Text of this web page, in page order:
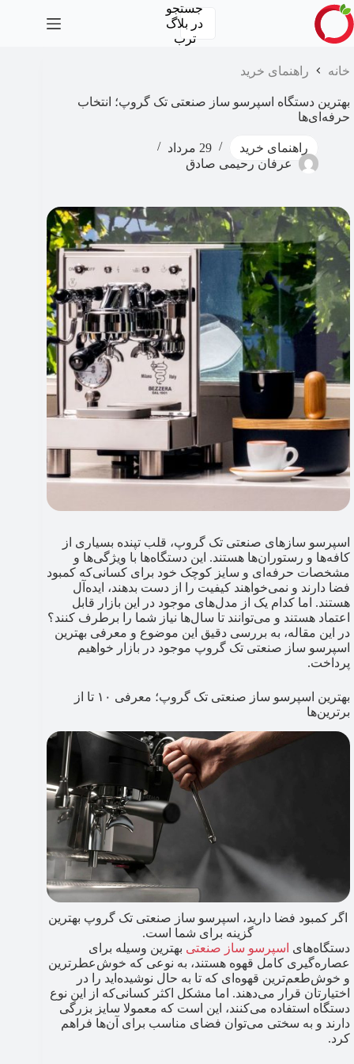
پرش
به
محتوا
جستجو
در بلاگ
ترب
خانه راهنمای خرید
بهترین دستگاه اسپرسو ساز صنعتی تک گروپ؛ انتخاب
حرفه‌ای‌ها
راهنمای خرید
29 مرداد
عرفان رحیمی صادق
اسپرسو سازهای صنعتی تک گروپ، قلب تپنده بسیاری از
کافه‌ها و رستوران‌ها هستند. این دستگاه‌ها با ویژگی‌ها و
مشخصات حرفه‌ای و سایز کوچک خود برای کسانی‌که کمبود
فضا دارند و نمی‌خواهند کیفیت را از دست بدهند، ایده‌آل
هستند. اما کدام یک از مدل‌های موجود در این بازار قابل
اعتماد هستند و می‌توانند تا سال‌ها نیاز شما را برطرف کنند؟
در این مقاله، به بررسی دقیق این موضوع و معرفی بهترین
اسپرسو ساز صنعتی تک گروپ موجود در بازار خواهیم
پرداخت.
بهترین اسپرسو ساز صنعتی تک گروپ؛ معرفی ۱۰ تا از
برترین‌ها
اگر کمبود فضا دارید، اسپرسو ساز صنعتی تک گروپ بهترین
گزینه برای شما است.
دستگاه‌های اسپرسو ساز صنعتی بهترین وسیله برای
عصاره‌گیری کامل قهوه هستند، به نوعی که خوش‌عطرترین
و خوش‌طعم‌ترین قهوه‌ای که تا به حال نوشیده‌اید را در
اختیارتان قرار می‌دهند. اما مشکل اکثر کسانی‌که از این نوع
دستگاه استفاده می‌کنند، این است که معمولا سایز بزرگی
دارند و به سختی می‌توان فضای مناسب برای آن‌ها فراهم
کرد.